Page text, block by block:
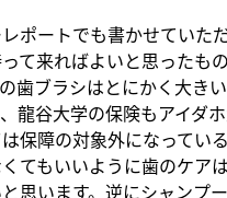
ポートでも書かせていた
て来ればよいと思ったも
歯ブラシはとにかく大き
龍谷大学の保険もアイダ
保障の対象外になってい
てもいいように歯のケア
思います。逆にシャンプ